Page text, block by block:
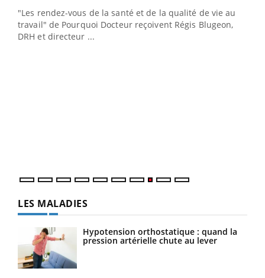
"Les rendez-vous de la santé et de la qualité de vie au
travail" de Pourquoi Docteur reçoivent Régis Blugeon,
DRH et directeur ...
LES MALADIES
Hypotension orthostatique : quand la
pression artérielle chute au lever